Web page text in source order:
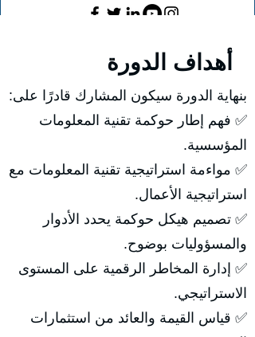
بنهاية الدورة سيكون المشارك قادرًا على:
✅ فهم إطار حوكمة تقنية المعلومات
المؤسسية.
✅ مواءمة استراتيجية تقنية المعلومات مع
استراتيجية الأعمال.
✅ تصميم هيكل حوكمة يحدد الأدوار
والمسؤوليات بوضوح.
✅ إدارة المخاطر الرقمية على المستوى
الاستراتيجي.
✅ قياس القيمة والعائد من استثمارات